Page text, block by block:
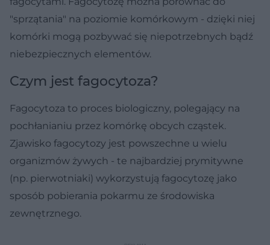
"sprzątania" na poziomie komórkowym - dzięki niej
komórki mogą pozbywać się niepotrzebnych bądź
niebezpiecznych elementów.
Czym jest fagocytoza?
Fagocytoza to proces biologiczny, polegający na
pochłanianiu przez komórkę obcych cząstek.
Zjawisko fagocytozy jest powszechne u wielu
organizmów żywych - te najbardziej prymitywne
(np. pierwotniaki) wykorzystują fagocytozę jako
sposób pobierania pokarmu ze środowiska
zewnętrznego.